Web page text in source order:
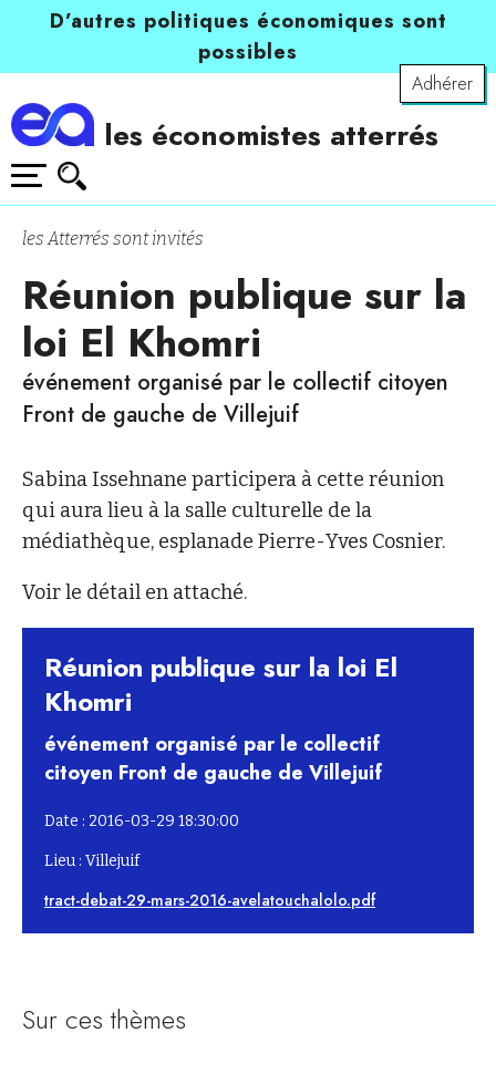
D’autres politiques économiques sont
possibles
Adhérer
les économistes atterrés
les Atterrés sont invités
Réunion publique sur la
loi El Khomri
événement organisé par le collectif citoyen
Front de gauche de Villejuif
Sabina Issehnane participera à cette réunion
qui aura lieu à la salle culturelle de la
médiathèque, esplanade Pierre-Yves Cosnier.
Voir le détail en attaché.
Réunion publique sur la loi El
Khomri
événement organisé par le collectif
citoyen Front de gauche de Villejuif
Date : 2016-03-29 18:30:00
Lieu : Villejuif
tract-debat-29-mars-2016-avelatouchalolo.pdf
Sur ces thèmes